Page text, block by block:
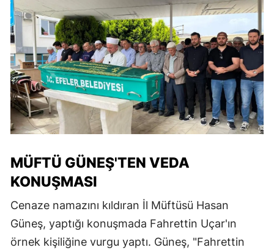
MÜFTÜ GÜNEŞ'TEN VEDA
KONUŞMASI
Cenaze namazını kıldıran İl Müftüsü Hasan
Güneş, yaptığı konuşmada Fahrettin Uçar'ın
örnek kişiliğine vurgu yaptı. Güneş, "Fahrettin